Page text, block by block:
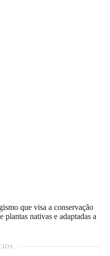
que visa a conservação
plantas nativas e adaptadas a